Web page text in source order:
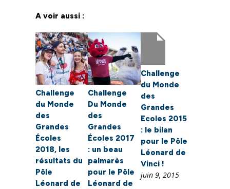
A voir aussi :
Challenge
du Monde
des
Grandes
Écoles
2018, les
résultats du
Pôle
Léonard de
Challenge
Du Monde
des
Grandes
Écoles 2017
: un beau
palmarès
pour le Pôle
Léonard de
Challenge
du Monde
des
Grandes
Ecoles 2015
: le bilan
pour le Pôle
Léonard de
Vinci !
juin 9, 2015